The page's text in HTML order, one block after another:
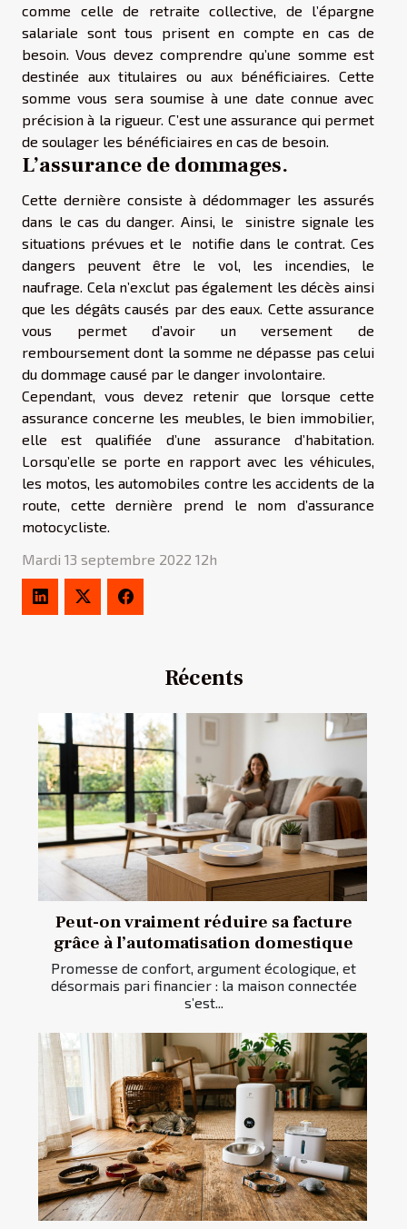
comme celle de retraite collective, de l’épargne
salariale sont tous prisent en compte en cas de
besoin. Vous devez comprendre qu’une somme est
destinée aux titulaires ou aux bénéficiaires. Cette
somme vous sera soumise à une date connue avec
précision à la rigueur. C’est une assurance qui permet
de soulager les bénéficiaires en cas de besoin.
L’assurance de dommages.
Cette dernière consiste à dédommager les assurés
dans le cas du danger. Ainsi, le sinistre signale les
situations prévues et le notifie dans le contrat. Ces
dangers peuvent être le vol, les incendies, le
naufrage. Cela n’exclut pas également les décès ainsi
que les dégâts causés par des eaux. Cette assurance
vous permet d’avoir un versement de
remboursement dont la somme ne dépasse pas celui
du dommage causé par le danger involontaire.
Cependant, vous devez retenir que lorsque cette
assurance concerne les meubles, le bien immobilier,
elle est qualifiée d’une assurance d’habitation.
Lorsqu’elle se porte en rapport avec les véhicules,
les motos, les automobiles contre les accidents de la
route, cette dernière prend le nom d’assurance
motocycliste.
Mardi 13 septembre 2022 12h
Récents
Peut-on vraiment réduire sa facture
grâce à l’automatisation domestique
Promesse de confort, argument écologique, et
désormais pari financier : la maison connectée
s’est...